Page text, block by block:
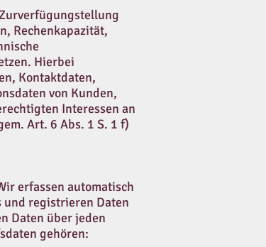
Rechenkapazität,
Hierbei
Kontaktdaten,
von Kunden,
Interessen an
Art. 6 Abs. 1 S. 1 f)
erfassen automatisch
registrieren Daten
Daten über jeden
gehören: